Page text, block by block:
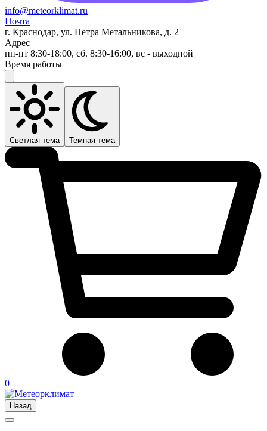
info@meteorklimat.ru
Почта
г. Краснодар, ул. Петра Метальникова, д. 2
Адрес
пн-пт 8:30-18:00, сб. 8:30-16:00, вс - выходной
Время работы
Светлая тема Темная тема
0
Назад